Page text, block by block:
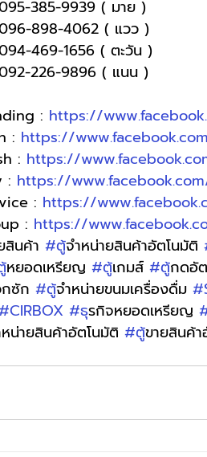
095-385-9939 ( มาย )
096-898-4062 ( แวว )
094-469-1656 ( ตะวัน )
092-226-9896 ( แนน )
: https://
: https://
: https://
: https://
: https://
: https://
สินค้า #ตู้จำหน่ายสินค้าอัตโนมัติ
ู้หยอดเหรียญ #ตู้เกมส์ #ตกดอั
ซัก #ตู้จำหน่ายขนมเครื่องดื่ม
#ธุรกิจหยอดเหรียญ
น่ายสินค้าอัตโนมัติ #ตขายสินค้